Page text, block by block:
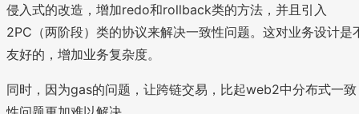
侵入式的改造，增加redo和rollback类的方法，并且引入
2PC（两阶段）类的协议来解决一致性问题。这对业务设计是
友好的，增加业务复杂度。
同时，因为gas的问题，让跨链交易，比起web2中分布式一致